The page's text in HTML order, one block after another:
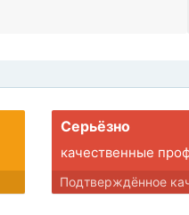
Серьёзно
качественные
Подтверждённое